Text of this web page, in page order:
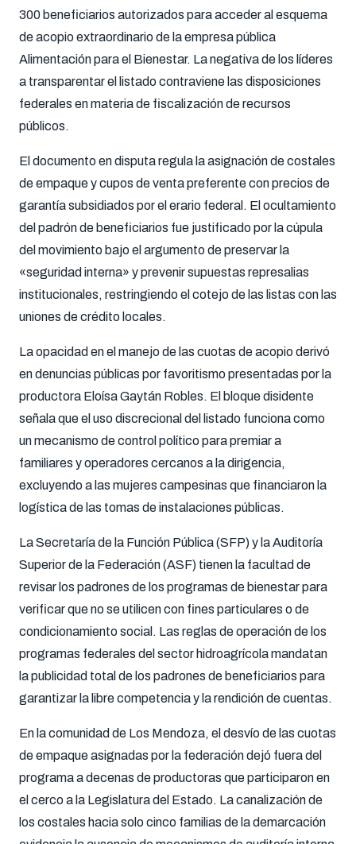
300 beneficiarios autorizados para acceder al esquema
de acopio extraordinario de la empresa pública
Alimentación para el Bienestar. La negativa de los líderes
a transparentar el listado contraviene las disposiciones
federales en materia de fiscalización de recursos
públicos.
El documento en disputa regula la asignación de costales
de empaque y cupos de venta preferente con precios de
garantía subsidiados por el erario federal. El ocultamiento
del padrón de beneficiarios fue justificado por la cúpula
del movimiento bajo el argumento de preservar la
«seguridad interna» y prevenir supuestas represalias
institucionales, restringiendo el cotejo de las listas con las
uniones de crédito locales.
La opacidad en el manejo de las cuotas de acopio derivó
en denuncias públicas por favoritismo presentadas por la
productora Eloísa Gaytán Robles. El bloque disidente
señala que el uso discrecional del listado funciona como
un mecanismo de control político para premiar a
familiares y operadores cercanos a la dirigencia,
excluyendo a las mujeres campesinas que financiaron la
logística de las tomas de instalaciones públicas.
La Secretaría de la Función Pública (SFP) y la Auditoría
Superior de la Federación (ASF) tienen la facultad de
revisar los padrones de los programas de bienestar para
verificar que no se utilicen con fines particulares o de
condicionamiento social. Las reglas de operación de los
programas federales del sector hidroagrícola mandatan
la publicidad total de los padrones de beneficiarios para
garantizar la libre competencia y la rendición de cuentas.
En la comunidad de Los Mendoza, el desvío de las cuotas
de empaque asignadas por la federación dejó fuera del
programa a decenas de productoras que participaron en
el cerco a la Legislatura del Estado. La canalización de
los costales hacia solo cinco familias de la demarcación